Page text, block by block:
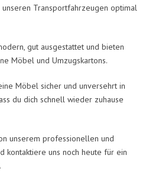
Transportfahrzeugen optimal
gut ausgestattet und bieten
Möbel und Umzugskartons.
Möbel sicher und unversehrt in
du dich schnell wieder zuhause
unserem professionellen und
kontaktiere uns noch heute für ein